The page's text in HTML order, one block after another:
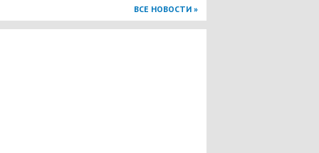
ВСЕ НОВОСТИ »